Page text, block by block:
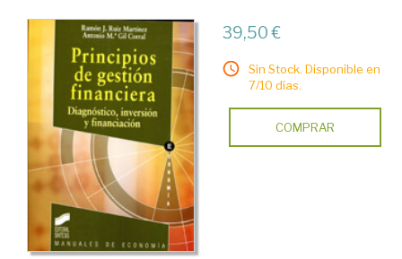
39,50 €
Sin Stock. Disponible en
7/10 días.
COMPRAR